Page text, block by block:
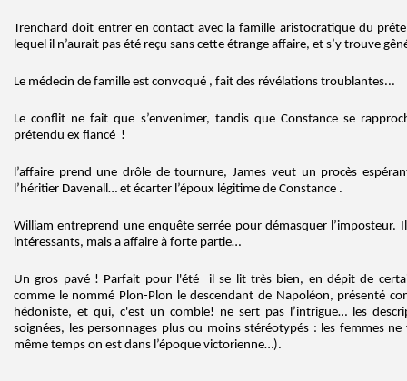
Trenchard doit entrer en contact avec la famille aristocratique du
lequel il n’aurait pas été reçu sans cette étrange affaire, et s’y trouve
Le médecin de famille est convoqué , fait des révélations troublantes...
Le conflit ne fait que s’envenimer, tandis que Constance se
prétendu ex fiancé !
l’affaire prend une drôle de tournure, James veut un procès
l’héritier Davenall… et écarter l’époux légitime de Constance .
William entreprend une enquête serrée pour démasquer l’imposteur.
intéressants, mais a affaire à forte partie…
Un gros pavé ! Parfait pour l'été il se lit très bien, en dépit de
comme le nommé Plon-Plon le descendant de Napoléon, présenté
hédoniste, et qui, c'est un comble! ne sert pas l’intrigue… les
soignées, les personnages plus ou moins stéréotypés : les femmes
même temps on est dans l’époque victorienne…).